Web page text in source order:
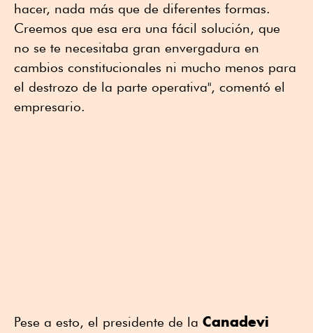
hacer, nada más que de diferentes formas.
Creemos que esa era una fácil solución, que
no se te necesitaba gran envergadura en
cambios constitucionales ni mucho menos para
el destrozo de la parte operativa", comentó el
empresario.
Pese a esto, el presidente de la Canadevi